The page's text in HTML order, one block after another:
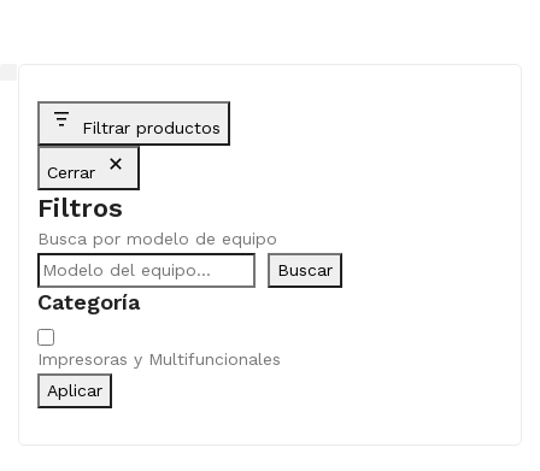
Filtrar productos
Cerrar
Filtros
Busca por modelo de equipo
Buscar
Categoría
Categoría
Impresoras y Multifuncionales
Aplicar